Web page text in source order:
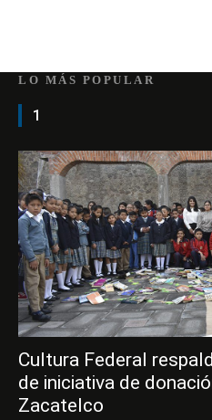
LO MÁS POPULAR
1
Cultura Federal
de iniciativa de
Zacatelco